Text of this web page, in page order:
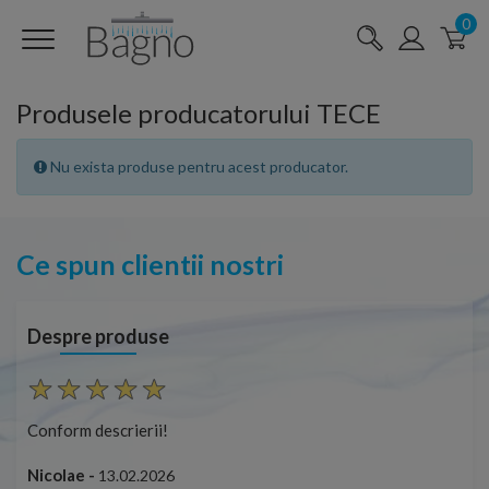
0
Produsele producatorului TECE
Nu exista produse pentru acest producator.
Ce spun clientii nostri
Despre produse
Conform descrierii!
Nicolae - 13.02.2026